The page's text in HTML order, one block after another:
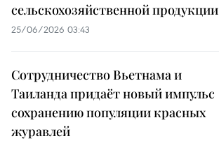
сельскохозяйственной продукции
25/06/2026 03:43
Сотрудничество Вьетнама и
Таиланда придаёт новый импульс
сохранению популяции красных
журавлей